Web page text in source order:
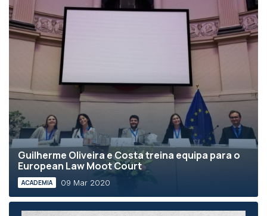
Guilherme Oliveira e Costa treina equipa para o
European Law Moot Court
ACADEMIA 09 Mar 2020